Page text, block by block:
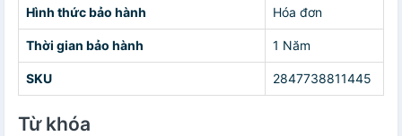
Hình thức bảo hành Hóa đơn
Thời gian bảo hành 1 Năm
SKU 2847738811445
Từ khóa